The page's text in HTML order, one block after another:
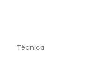
Técnica